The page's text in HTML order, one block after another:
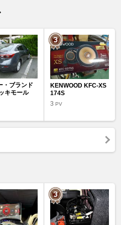
・ブランド
キモール
KENWOOD KFC-XS
174S
3 PV